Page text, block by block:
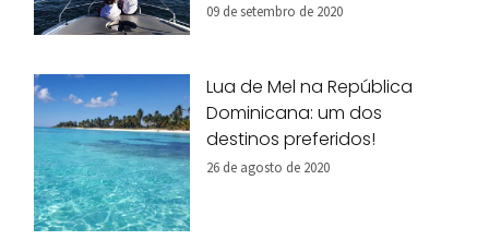
09 de setembro de 2020
Lua de Mel na República
Dominicana: um dos
destinos preferidos!
26 de agosto de 2020